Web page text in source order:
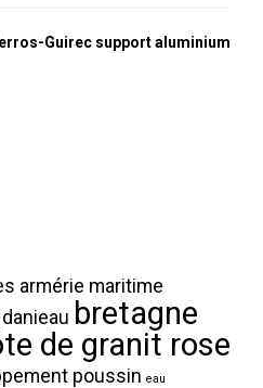
Guirec support aluminium
armérie maritime
bretagne
de granit rose
poussin eau